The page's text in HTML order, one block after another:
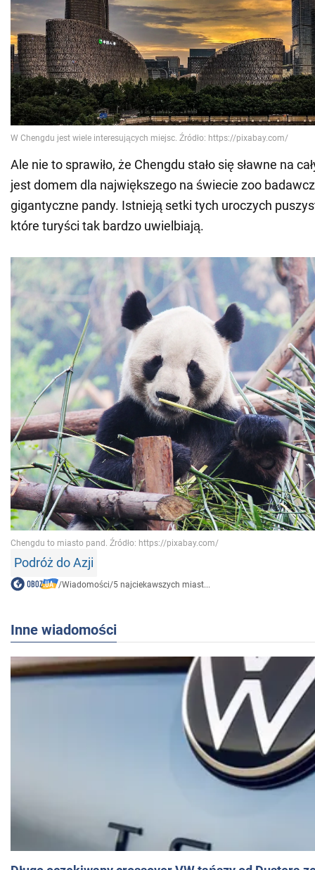
Ale nie to sprawiło, że Chengdu stało się sławne na
jest domem dla największego na świecie zoo
gigantyczne pandy. Istnieją setki tych uroczych
które turyści tak bardzo uwielbiają.
Podróż do Azji
/Wiadomości/5 najciekawszych miast...
Inne wiadomości